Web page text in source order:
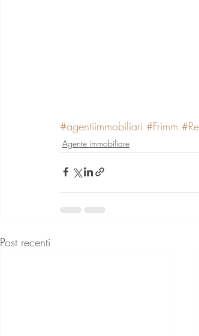
#agentiimmobiliari #Frimm
Agente immobiliare
Post recenti